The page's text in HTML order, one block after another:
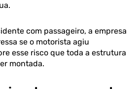
com passageiro, a empresa
se o motorista agiu
esse risco que toda a estrutura
montada.